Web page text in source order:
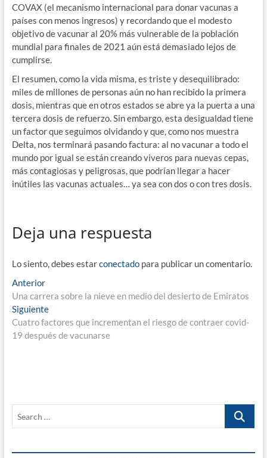
COVAX (el mecanismo internacional para donar vacunas a
países con menos ingresos) y recordando que el modesto
objetivo de vacunar al 20% más vulnerable de la población
mundial para finales de 2021 aún está demasiado lejos de
cumplirse.
El resumen, como la vida misma, es triste y desequilibrado:
miles de millones de personas aún no han recibido la primera
dosis, mientras que en otros estados se abre ya la puerta a una
tercera dosis de refuerzo. Sin embargo, esta desigualdad tiene
un factor que seguimos olvidando y que, como nos muestra
Delta, nos terminará pasando factura: al no vacunar a todo el
mundo por igual se están creando viveros para nuevas cepas,
más contagiosas y peligrosas, que podrían llegar a hacer
inútiles las vacunas actuales… ya sea con dos o con tres dosis.
Deja una respuesta
Lo siento, debes estarconectadopara publicar un comentario.
Navegación
de
entradas
AnteriorEntrada
anterior:
Una carrera sobre la nieve en medio del desierto de Emiratos
SiguienteEntrada
siguiente:
Cuatro factores que incrementan el riesgo de contraer covid-
19 después de vacunarse
Search